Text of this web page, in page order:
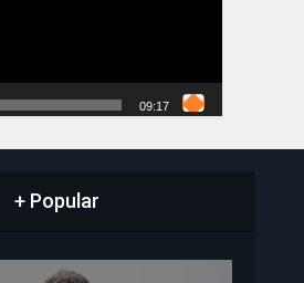
09:17
+ Popular